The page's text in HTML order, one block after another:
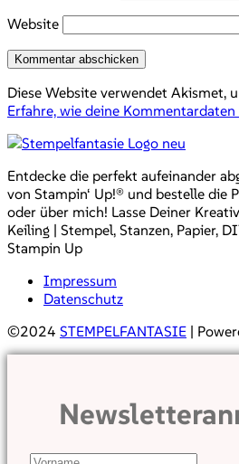
Website
Diese Website verwendet Akismet,
Erfahre, wie deine
Entdecke die perfekt aufeinander
von Stampin‘ Up!® und bestelle die
oder über mich! Lasse Deiner
Keiling | Stempel, Stanzen, Papier,
Stampin Up
Impressum
Datenschutz
©2024 STEMPELFANTASIE |